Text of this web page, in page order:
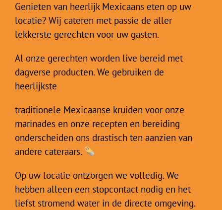
Genieten van heerlijk Mexicaans eten op uw
locatie? Wij cateren met passie de aller
lekkerste gerechten voor uw gasten.
Al onze gerechten worden live bereid met
dagverse producten. We gebruiken de
heerlijkste
traditionele Mexicaanse kruiden voor onze
marinades en onze recepten en bereiding
onderscheiden ons drastisch ten aanzien van
andere cateraars.
Op uw locatie ontzorgen we volledig. We
hebben alleen een stopcontact nodig en het
liefst stromend water in de directe omgeving.